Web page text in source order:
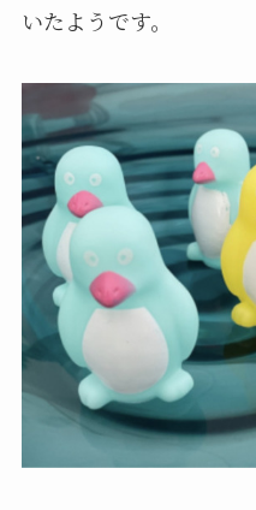
いたようです。